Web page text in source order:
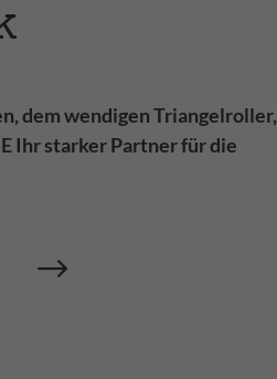
dem wendigen Triangelroller,
Ihr starker Partner für die